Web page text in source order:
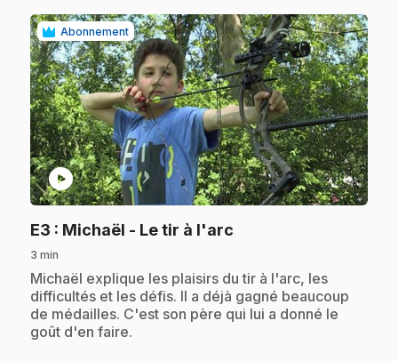
Abonnement
play_circle
E3 : Michaël - Le tir à l'arc
3 min
.Michaël explique les plaisirs du tir à l'arc, les
difficultés et les défis. Il a déjà gagné beaucoup
de médailles. C'est son père qui lui a donné le
goût d'en faire.